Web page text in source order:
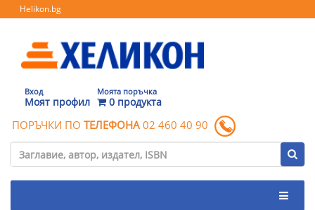
Helikon.bg
Вход
Моят профил
Моята поръчка
0 продукта
ПОРЪЧКИ ПО ТЕЛЕФОНА 02 460 40 90